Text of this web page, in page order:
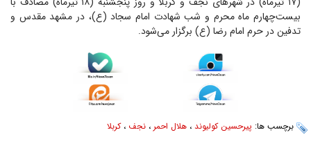
بیست‌چهارم ماه محرم و شب شهادت امام سجاد (ع)، در مشهد مقدس و
تدفین در حرم امام رضا (ع) برگزار می‌شود.
برچسب ها: پیرحسین کولیوند ، هلال احمر ، نجف ،کربلا